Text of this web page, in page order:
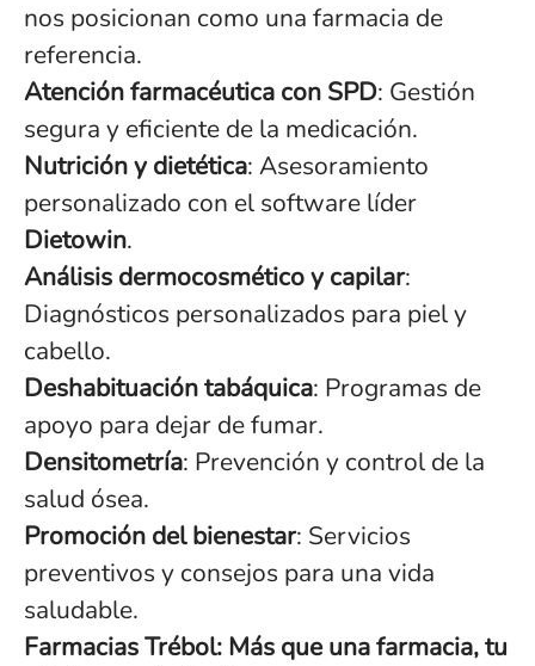
nos posicionan como una farmacia de
referencia.
Atención farmacéutica con SPD: Gestión
segura y eficiente de la medicación.
Nutrición y dietética: Asesoramiento
personalizado con el software líder
Dietowin.
Análisis dermocosmético y capilar:
Diagnósticos personalizados para piel y
cabello.
Deshabituación tabáquica: Programas de
apoyo para dejar de fumar.
Densitometría: Prevención y control de la
salud ósea.
Promoción del bienestar: Servicios
preventivos y consejos para una vida
saludable.
Farmacias Trébol: Más que una farmacia, tu